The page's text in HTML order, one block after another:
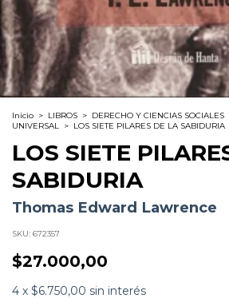
Inicio > LIBROS > DERECHO Y CIENCIAS SOCIALES
UNIVERSAL > LOS SIETE PILARES DE LA SABIDURIA
LOS SIETE
SABIDURIA
Thomas Edward Lawrence
SKU: 672357
$27.000,00
4 x $6.750,00 sin interés
Editorial:Biblok